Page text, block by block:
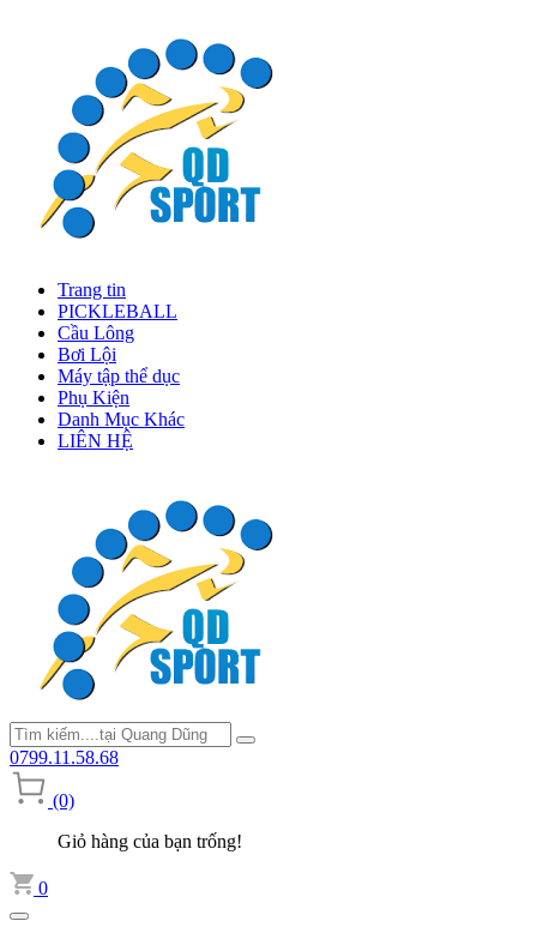
Trang tin
PICKLEBALL
Cầu Lông
Bơi Lội
Máy tập thể dục
Phụ Kiện
Danh Mục Khác
LIÊN HỆ
0799.11.58.68
(0)
Giỏ hàng của bạn trống!
0